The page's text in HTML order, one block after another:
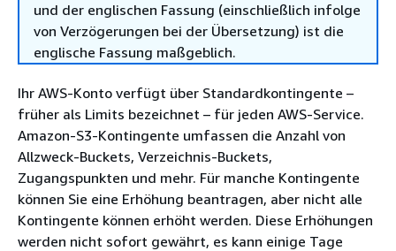
und der englischen Fassung (einschließlich infolge
von Verzögerungen bei der Übersetzung) ist die
englische Fassung maßgeblich.
Ihr AWS-Konto verfügt über Standardkontingente –
früher als Limits bezeichnet – für jeden AWS-Service.
Amazon-S3-Kontingente umfassen die Anzahl von
Allzweck-Buckets, Verzeichnis-Buckets,
Zugangspunkten und mehr. Für manche Kontingente
können Sie eine Erhöhung beantragen, aber nicht alle
Kontingente können erhöht werden. Diese Erhöhungen
werden nicht sofort gewährt, es kann einige Tage